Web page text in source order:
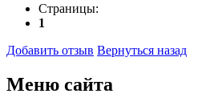
Страницы:
1
Добавить отзыв Вернуться назад
Меню сайта